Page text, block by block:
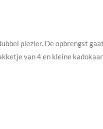
plezier. De opbrengst
van 4 en kleine